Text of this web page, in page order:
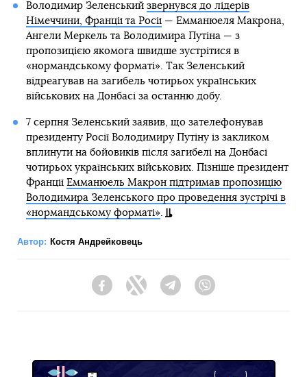
Володимир Зеленський звернувся до лідерів
Німеччини, Франції та Росії— Емманюеля Макрона,
Ангели Меркель та Володимира Путіна — з
пропозицією якомога швидше зустрітися в
«нормандському форматі». Так Зеленський
відреагував на загибель чотирьох українських
військових на Донбасі за останню добу.
7 серпня Зеленський заявив, що зателефонував
президенту Росії Володимиру Путіну із закликом
вплинути на бойовиків після загибелі на Донбасі
чотирьох українських військових. Пізніше президент
Франції Емманюель Макрон підтримав пропозицію
Володимира Зеленського про проведення зустрічі в
«нормандському форматі».
Автор: Костя Андрейковець
FacebookTwitter Telegram